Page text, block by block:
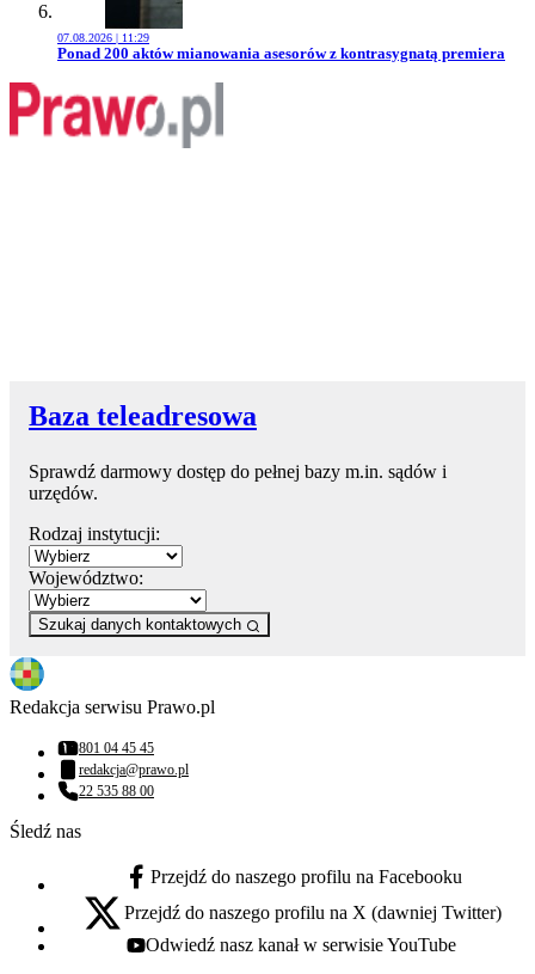
07.08.2026 | 11:29
Przejdź do artykułu:
Ponad 200 aktów mianowania asesorów z kontrasygnatą premiera
Baza teleadresowa
Sprawdź darmowy dostęp do pełnej bazy m.in. sądów i
urzędów.
Rodzaj instytucji:
Województwo:
Szukaj danych kontaktowych
Redakcja serwisu Prawo.pl
Numer telefonu:
801 04 45 45
Adres email:
redakcja@prawo.pl
Numer telefonu:
22 535 88 00
Śledź nas
facebook - otwiera się w nowej karcie
Przejdź do naszego profilu na Facebooku
x - otwiera się w nowej karcie
Przejdź do naszego profilu na X (dawniej Twitter)
youtube - otwiera się w nowej karcie
Odwiedź nasz kanał w serwisie YouTube